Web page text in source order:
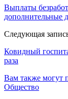
Выплаты
дополнительные
Следующая
Ковидный
раза
Вам также могут
Общество